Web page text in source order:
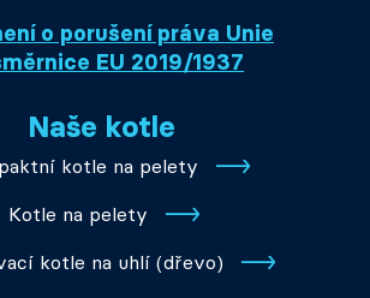
o porušení práva Unie
EU 2019/1937
Naše kotle
kotle na pelety
Kotle na pelety
kotle na uhlí (dřevo)